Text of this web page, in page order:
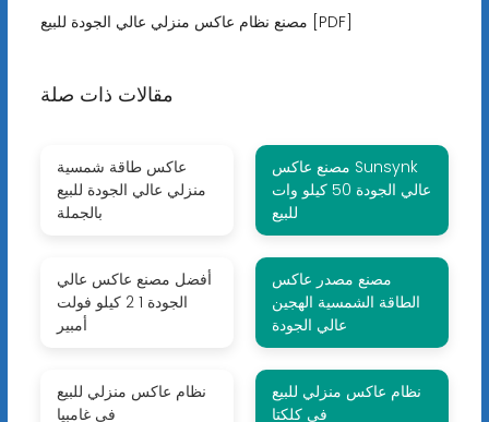
مصنع نظام عاكس منزلي عالي الجودة للبيع [PDF]
مقالات ذات صلة
عاكس طاقة شمسية
منزلي عالي الجودة للبيع
بالجملة
مصنع عاكس Sunsynk
عالي الجودة 50 كيلو وات
للبيع
أفضل مصنع عاكس عالي
الجودة 1 2 كيلو فولت
أمبير
مصنع مصدر عاكس
الطاقة الشمسية الهجين
عالي الجودة
نظام عاكس منزلي للبيع
في غامبيا
نظام عاكس منزلي للبيع
في كلكتا